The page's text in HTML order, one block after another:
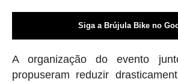
Siga a Brújula Bike no
A organização do evento
propuseram reduzir